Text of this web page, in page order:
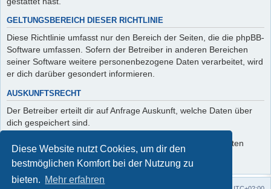
Diese Website nutzt Cookies, um dir den
bestmöglichen Komfort bei der Nutzung zu
bieten. Mehr erfahren
GELTUNGSBEREICH DIESER RICHTLINIE
Diese Richtlinie umfasst nur den Bereich der Seiten, die die phpBB-
Software umfassen. Sofern der Betreiber in anderen Bereichen
seiner Software weitere personenbezogene Daten verarbeitet, wird
er dich darüber gesondert informieren.
AUSKUNFTSRECHT
Der Betreiber erteilt dir auf Anfrage Auskunft, welche Daten über
dich gespeichert sind.
Du kannst jederzeit die Löschung bzw. Sperrung deiner Daten
verlangen. Kontaktiere hierzu bitte den Betreiber.